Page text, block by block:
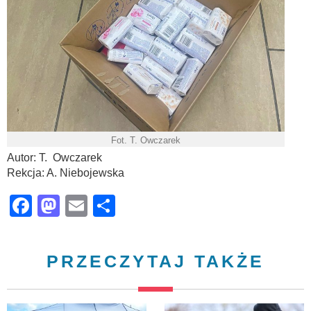
Fot. T. Owczarek
Autor: T. Owczarek
Rekcja: A. Niebojewska
Facebook
Mastodon
Email
PRZECZYTAJ TAKŻE